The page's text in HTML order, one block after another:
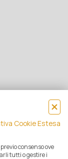
471793 - C.S. €
Cookie Estesa
consenso ove
tutti o gestire i